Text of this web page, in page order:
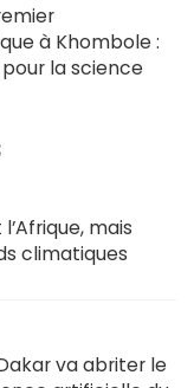
à Khombole :
la science
mais
climatiques
va abriter le